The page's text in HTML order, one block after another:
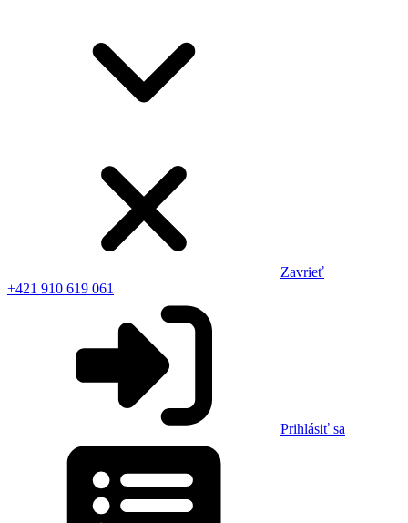
Zavrieť
+421 910 619 061
Prihlásiť sa